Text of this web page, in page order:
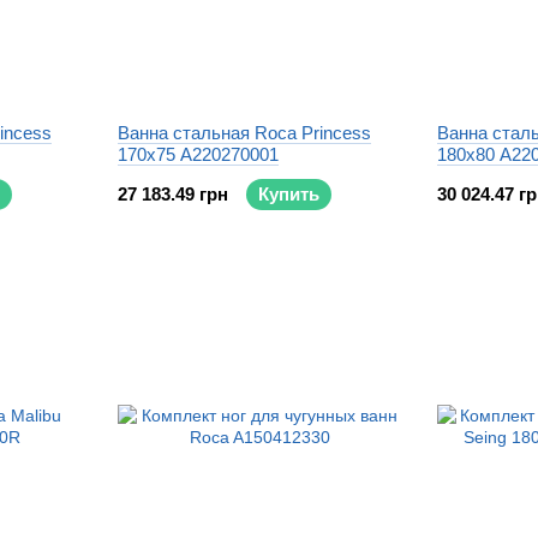
Ванна стальная Roca Princess
170x75 A220270001
27 183.49 грн
Купить
Ванна
180x80
30 024.47